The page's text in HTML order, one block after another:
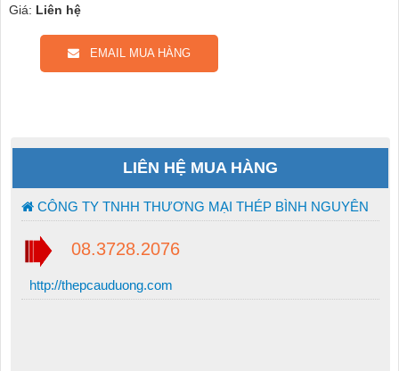
Giá: Liên hệ
EMAIL MUA HÀNG
LIÊN HỆ MUA HÀNG
CÔNG TY TNHH THƯƠNG MẠI THÉP BÌNH NGUYÊN
08.3728.2076
http://thepcauduong.com